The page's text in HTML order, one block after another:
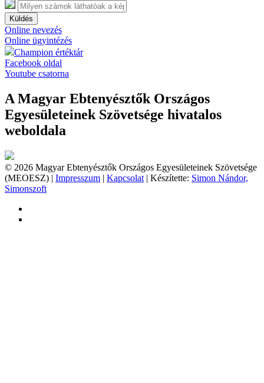
Küldés
Online nevezés
Online ügyintézés
Champion értéktár
Facebook oldal
Youtube csatorna
A Magyar Ebtenyésztők Országos
Egyesületeinek Szövetsége hivatalos
weboldala
© 2026 Magyar Ebtenyésztők Országos Egyesületeinek Szövetsége
(MEOESZ) | Impresszum | Kapcsolat | Készítette: Simon Nándor,
Simonszoft